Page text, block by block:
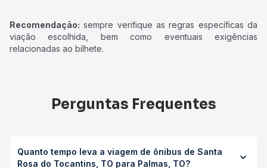
Recomendação: sempre verifique as regras específicas da
viação escolhida, bem como eventuais exigências
relacionadas ao bilhete.
Perguntas Frequentes
Quanto tempo leva a viagem de ônibus de Santa
Rosa do Tocantins, TO para Palmas, TO?